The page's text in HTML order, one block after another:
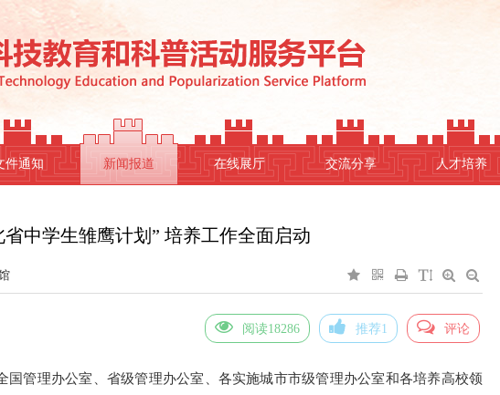
件通知 新闻报道 在线展厅 交流分享 人才培养
省中学生雏鹰计划” 培养工作全面启动
阅读18286 推荐1 评论
国管理办公室、省级管理办公室、各实施城市市级管理办公室和各培养高校领